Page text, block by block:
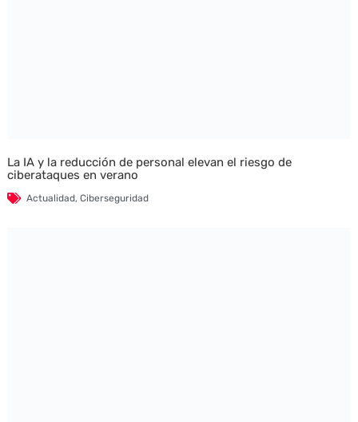
La IA y la reducción de personal elevan el riesgo de
ciberataques en verano
Actualidad, Ciberseguridad